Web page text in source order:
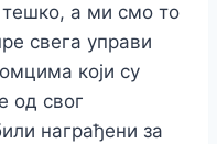
тешко, а ми смо то
свега управи
који су
од свог
награђени за